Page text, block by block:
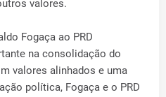
valores.
Fogaça ao PRD
na consolidação do
valores alinhados e uma
política, Fogaça e o PRD